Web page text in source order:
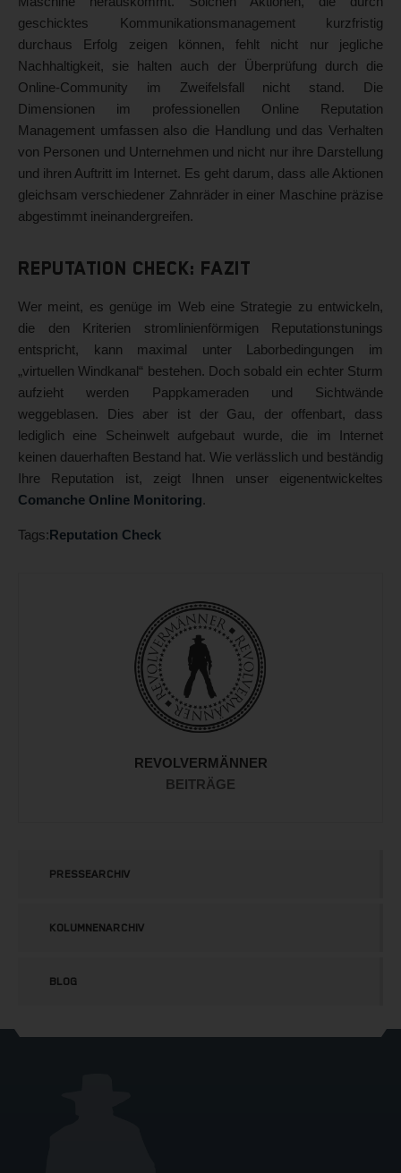
geschicktes Kommunikationsmanagement kurzfristig
durchaus Erfolg zeigen können, fehlt nicht nur jegliche
Nachhaltigkeit, sie halten auch der Überprüfung durch die
Online-Community im Zweifelsfall nicht stand. Die
Dimensionen im professionellen Online Reputation
Management umfassen also die Handlung und das Verhalten
von Personen und Unternehmen und nicht nur ihre Darstellung
und ihren Auftritt im Internet. Es geht darum, dass alle Aktionen
gleichsam verschiedener Zahnräder in einer Maschine präzise
abgestimmt ineinandergreifen.
Reputation Check: Fazit
Wer meint, es genüge im Web eine Strategie zu entwickeln,
die den Kriterien stromlinienförmigen Reputationstunings
entspricht, kann maximal unter Laborbedingungen im
„virtuellen Windkanal“ bestehen. Doch sobald ein echter Sturm
aufzieht werden Pappkameraden und Sichtwände
weggeblasen. Dies aber ist der Gau, der offenbart, dass
lediglich eine Scheinwelt aufgebaut wurde, die im Internet
keinen dauerhaften Bestand hat. Wie verlässlich und beständig
Ihre Reputation ist, zeigt Ihnen unser eigenentwickeltes
Comanche Online Monitoring.
Tags:Reputation Check
REVOLVERMÄNNER
BEITRÄGE
PRESSEARCHIV
KOLUMNENARCHIV
BLOG